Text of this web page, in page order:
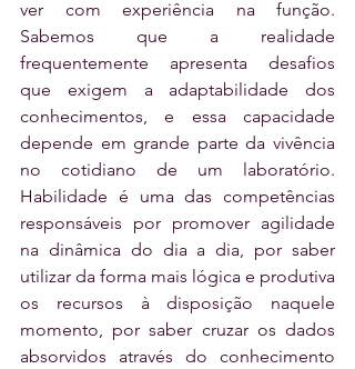
ver com experiência na função.
Sabemos que a realidade
frequentemente apresenta desafios
que exigem a adaptabilidade dos
conhecimentos, e essa capacidade
depende em grande parte da vivência
no cotidiano de um laboratório.
Habilidade é uma das competências
responsáveis por promover agilidade
na dinâmica do dia a dia, por saber
utilizar da forma mais lógica e produtiva
os recursos à disposição naquele
momento, por saber cruzar os dados
absorvidos através do conhecimento